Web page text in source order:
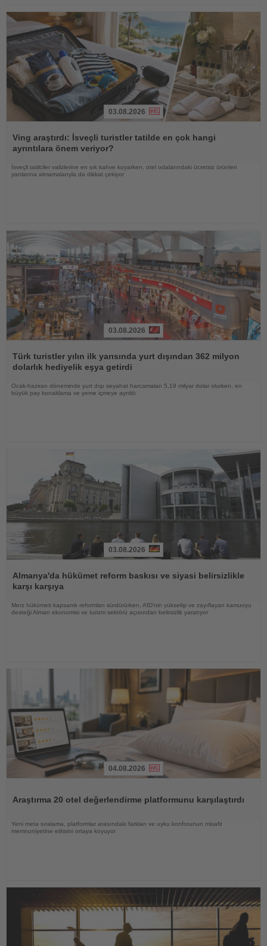
Oku
03.08.2026
Ving araştırdı: İsveçli turistler tatilde en çok hangi
ayrıntılara önem veriyor?
İsveçli tatilciler valizlerine en sık kahve koyarken, otel odalarındaki ücretsiz ürünleri
yanlarına almamalarıyla da dikkat çekiyor
Oku
03.08.2026
Türk turistler yılın ilk yarısında yurt dışından 362 milyon
dolarlık hediyelik eşya getirdi
Ocak-haziran döneminde yurt dışı seyahat harcamaları 5,19 milyar dolar olurken, en
büyük pay konaklama ve yeme içmeye ayrıldı
Oku
03.08.2026
Almanya'da hükümet reform baskısı ve siyasi belirsizlikle
karşı karşıya
Merz hükümeti kapsamlı reformları sürdürürken, AfD'nin yükselişi ve zayıflayan kamuoyu
desteği Alman ekonomisi ve turizm sektörü açısından belirsizlik yaratıyor
04.08.2026
Araştırma 20 otel değerlendirme platformunu karşılaştırdı
Yeni meta sıralama, platformlar arasındaki farkları ve uyku konforunun misafir
memnuniyetine etkisini ortaya koyuyor